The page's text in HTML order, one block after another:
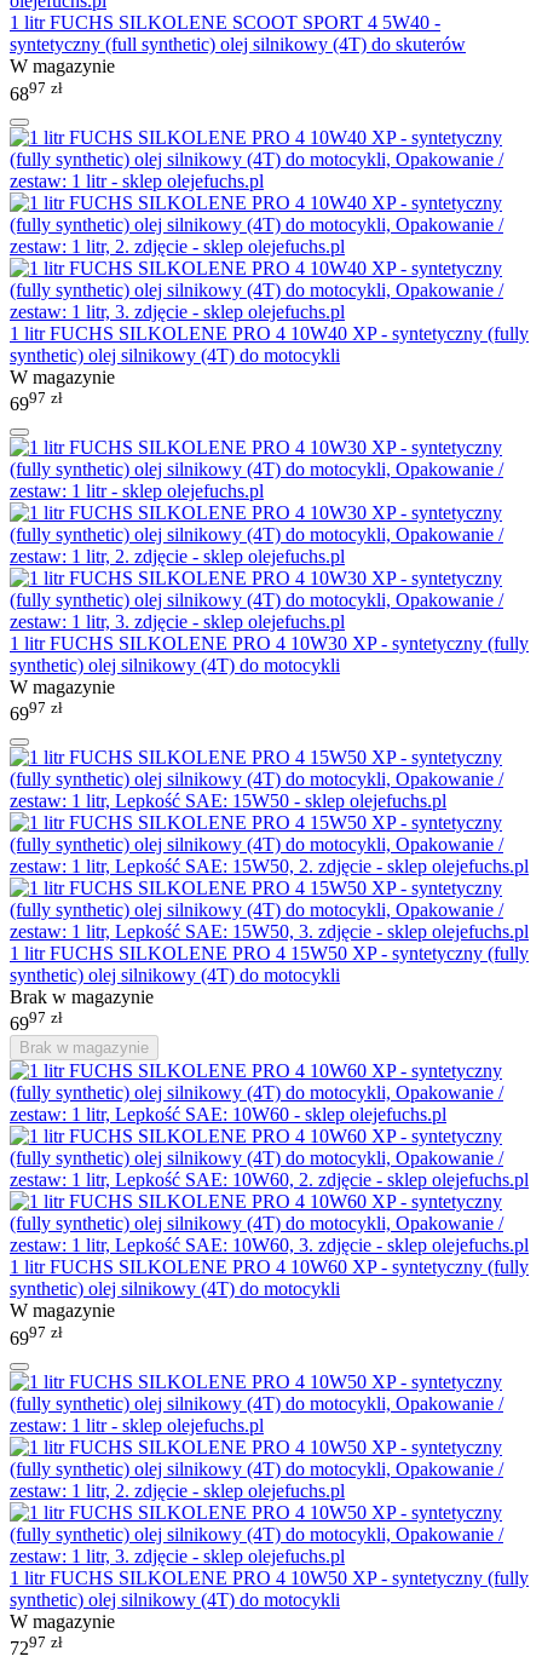
1 litr FUCHS SILKOLENE SCOOT SPORT 4 5W40 -
syntetyczny (full synthetic) olej silnikowy (4T) do skuterów
W magazynie
6897 zł
1 litr FUCHS SILKOLENE PRO 4 10W40 XP - syntetyczny (fully
synthetic) olej silnikowy (4T) do motocykli
W magazynie
6997 zł
1 litr FUCHS SILKOLENE PRO 4 10W30 XP - syntetyczny (fully
synthetic) olej silnikowy (4T) do motocykli
W magazynie
6997 zł
1 litr FUCHS SILKOLENE PRO 4 15W50 XP - syntetyczny (fully
synthetic) olej silnikowy (4T) do motocykli
Brak w magazynie
6997 zł
Brak w magazynie
1 litr FUCHS SILKOLENE PRO 4 10W60 XP - syntetyczny (fully
synthetic) olej silnikowy (4T) do motocykli
W magazynie
6997 zł
1 litr FUCHS SILKOLENE PRO 4 10W50 XP - syntetyczny (fully
synthetic) olej silnikowy (4T) do motocykli
W magazynie
7297 zł